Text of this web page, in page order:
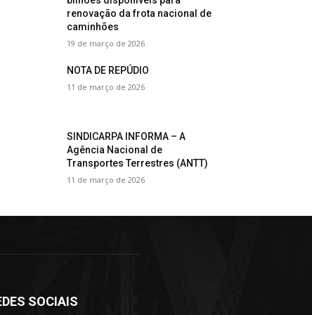
renovação da frota nacional de
caminhões
19 de março de 2026
NOTA DE REPÚDIO
11 de março de 2026
SINDICARPA INFORMA – A
Agência Nacional de
Transportes Terrestres (ANTT)
11 de março de 2026
SOCIAIS